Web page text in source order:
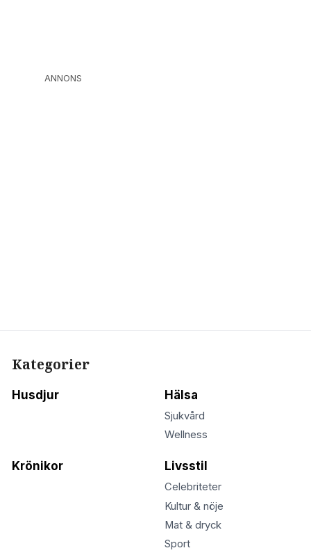
ANNONS
Kategorier
Husdjur Hälsa
Sjukvård
Wellness
Krönikor Livsstil
Celebriteter
Kultur & nöje
Mat & dryck
Sport